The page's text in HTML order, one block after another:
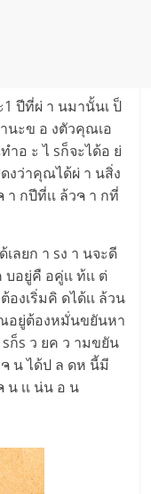
ปีที่ผ่ า นมานั้นเ ป็
นะข อ งตัวคุณเอ
อ ะ ไ sก็จะได้อ ย่
งว่าคุณได้ผ่ า นสิ่ง
า กปีที่เเ ล้วຈ า กที่
เลยก า sง า นจะดี
ยู่คื อคู่เเ ท้เเ ต่
องเริ่มคิ ดได้เเ ล้วน
อยู่ต้องหมั่นขยันหา
ก็s ว ยค ว ามขยัน
ຈ น ได้ป ล ดห นี้มี
เเ น่น อ น